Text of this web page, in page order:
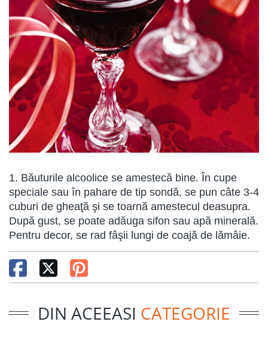
1. Băuturile alcoolice se amestecă bine. În cupe
speciale sau în pahare de tip sondă, se pun câte 3-4
cuburi de gheaţă şi se toarnă amestecul deasupra.
După gust, se poate adăuga sifon sau apă minerală.
Pentru decor, se rad fâşii lungi de coajă de lămâie.
DIN ACEEASI CATEGORIE